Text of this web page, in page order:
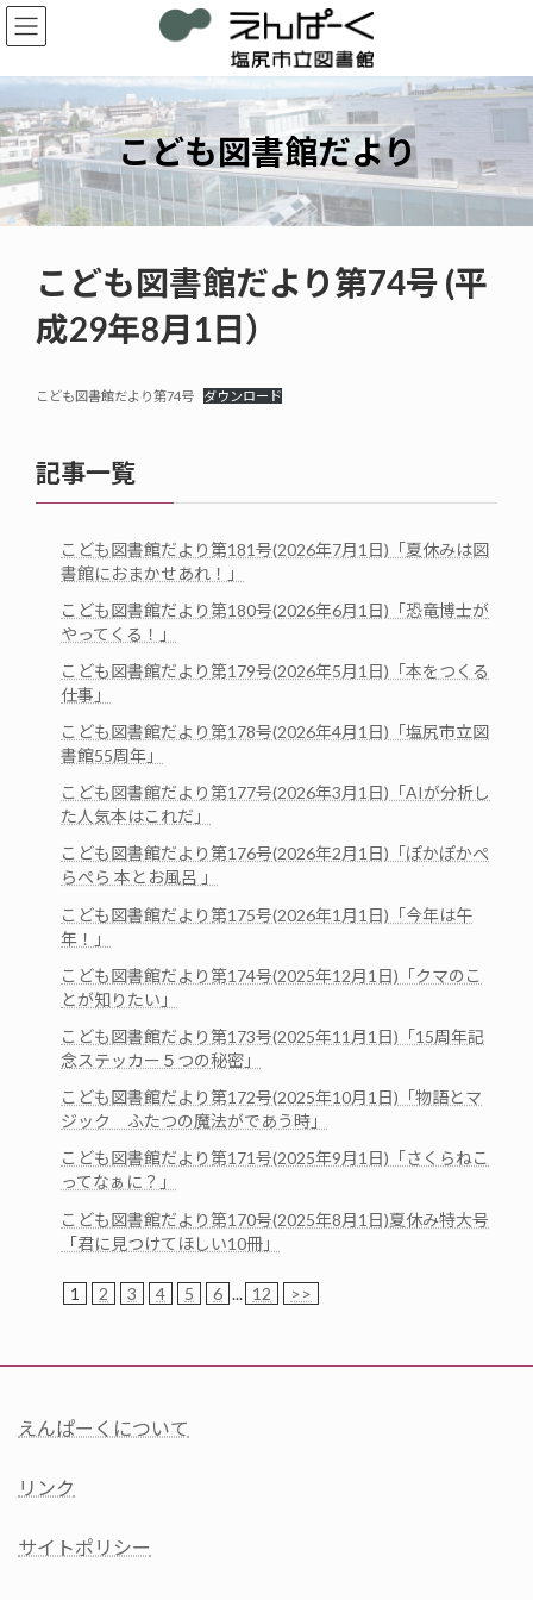
コ
ン
ン
ツ
へ
ス
キ
ッ
プ
ナ
ビ
ー
シ
ョ
ン
に
移
動
こども図書館だより
こども図書館だより第74号 (平
成29年8月1日）
こども図書館だより第74号 ダウンロード
記事一覧
こども図書館だより第181号(2026年7月1日)「夏休みは図
書館におまかせあれ！」
こども図書館だより第180号(2026年6月1日)「恐竜博士が
やってくる！」
こども図書館だより第179号(2026年5月1日)「本をつくる
仕事」
こども図書館だより第178号(2026年4月1日)「塩尻市立図
書館55周年」
こども図書館だより第177号(2026年3月1日)「AIが分析し
た人気本はこれだ」
こども図書館だより第176号(2026年2月1日)「ぽかぽかぺ
らぺら 本とお風呂 」
こども図書館だより第175号(2026年1月1日)「今年は午
年！」
こども図書館だより第174号(2025年12月1日)「クマのこ
とが知りたい」
こども図書館だより第173号(2025年11月1日)「15周年記
念ステッカー５つの秘密」
こども図書館だより第172号(2025年10月1日)「物語とマ
ジック ふたつの魔法がであう時」
こども図書館だより第171号(2025年9月1日)「さくらねこ
ってなぁに？」
こども図書館だより第170号(2025年8月1日)夏休み特大号
「君に見つけてほしい10冊」
1 2 3 4 5 6 ... 12 >>
えんぱーくについて
リンク
サイトポリシー